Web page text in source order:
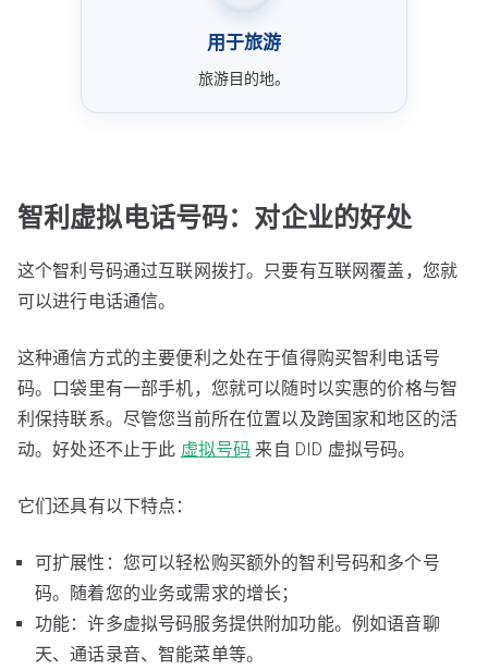
用于旅游
旅游目的地。
智利虚拟电话号码：对企业的好处
这个智利号码通过互联网拨打。只要有互联网覆盖，您就
可以进行电话通信。
这种通信方式的主要便利之处在于值得购买智利电话号
码。口袋里有一部手机，您就可以随时以实惠的价格与智
利保持联系。尽管您当前所在位置以及跨国家和地区的活
动。好处还不止于此 虚拟号码 来自 DID 虚拟号码。
它们还具有以下特点：
可扩展性：您可以轻松购买额外的智利号码和多个号
码。随着您的业务或需求的增长；
功能：许多虚拟号码服务提供附加功能。例如语音聊
天、通话录音、智能菜单等。